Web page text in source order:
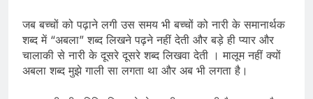
जब बच्चों को पढ़ाने लगी उस समय भी बच्चों को नारी के समानार्थक
शब्द में “अबला” शब्द लिखने पढ़ने नहीं देती और बड़े ही प्यार और
चालाकी से नारी के दूसरे दूसरे शब्द लिखवा देती । मालूम नहीं क्यों
अबला शब्द मुझे गाली सा लगता था और अब भी लगता है।